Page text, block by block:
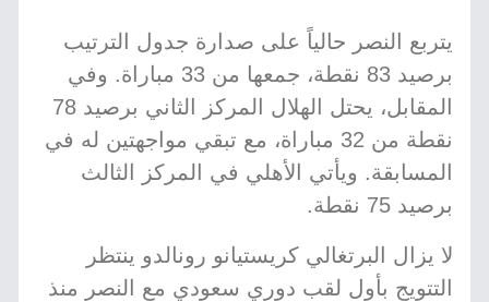
يتربع النصر حالياً على صدارة جدول الترتيب
برصيد 83 نقطة، جمعها من 33 مباراة. وفي
المقابل، يحتل الهلال المركز الثاني برصيد 78
نقطة من 32 مباراة، مع تبقي مواجهتين له في
المسابقة. ويأتي الأهلي في المركز الثالث
برصيد 75 نقطة.
لا يزال البرتغالي كريستيانو رونالدو ينتظر
التتويج بأول لقب دوري سعودي مع النصر منذ